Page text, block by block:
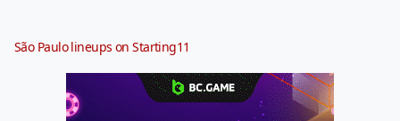
São Paulo lineups on Starting11